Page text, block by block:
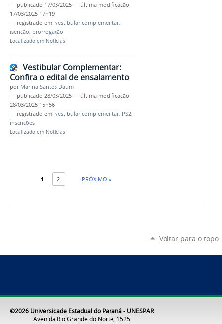
— publicado 17/03/2025 — última modificação
17/03/2025 17h19
— registrado em: vestibular complementar,
isenção, prorrogação
Localizado em Notícias
Vestibular Complementar:
Confira o edital de ensalamento
por Marina Santos Daum
— publicado 28/03/2025 — última modificação
28/03/2025 15h56
— registrado em: vestibular complementar, PS2,
inscrições
Localizado em Notícias
1 2 PRÓXIMO »
Voltar para o topo
©2026 Universidade Estadual do Paraná - UNESPAR
Avenida Rio Grande do Norte, 1525